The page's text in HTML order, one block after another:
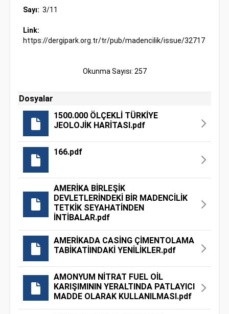
Sayı: 3/11
Link:
https://dergipark.org.tr/tr/pub/madencilik/issue/32717
Okunma Sayısı: 257
Dosyalar
1500.000 ÖLÇEKLİ TÜRKİYE
JEOLOJİK HARİTASI.pdf
166.pdf
AMERİKA BİRLEŞİK
DEVLETLERİNDEKİ BİR MADENCİLİK
TETKİK SEYAHATİNDEN
İNTİBALAR.pdf
AMERİKADA CASİNG ÇİMENTOLAMA
TABİKATİINDAKİ YENİLİKLER.pdf
AMONYUM NİTRAT FUEL OİL
KARIŞIMININ YERALTINDA PATLAYICI
MADDE OLARAK KULLANILMASI.pdf